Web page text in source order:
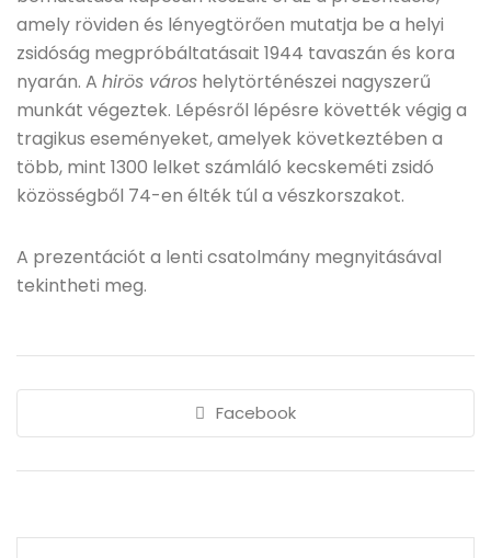
amely röviden és lényegtörően mutatja be a helyi
zsidóság megpróbáltatásait 1944 tavaszán és kora
nyarán. A hirös város helytörténészei nagyszerű
munkát végeztek. Lépésről lépésre követték végig a
tragikus eseményeket, amelyek következtében a
több, mint 1300 lelket számláló kecskeméti zsidó
közösségből 74-en élték túl a vészkorszakot.
A prezentációt a lenti csatolmány megnyitásával
tekintheti meg.
Facebook